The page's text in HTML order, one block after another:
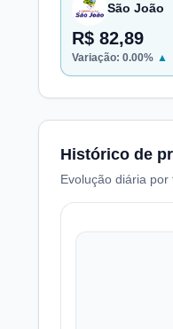
São João
R$ 82,89
Variação: 0.00% ▲
Histórico de
Evolução diária por